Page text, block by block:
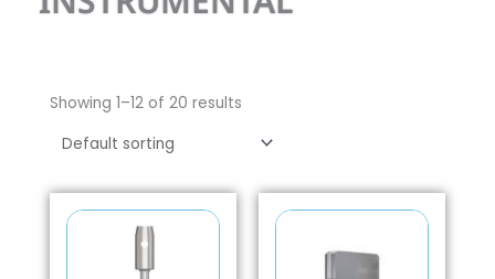
Showing 1–12 of 20 results